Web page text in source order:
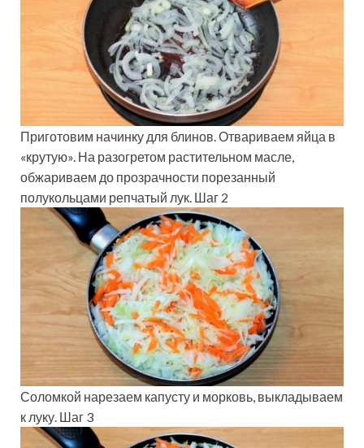
Приготовим начинку для блинов. Отвариваем яйца в
«крутую». На разогретом растительном масле,
обжариваем до прозрачности порезанный
полукольцами репчатый лук. Шаг 2
Соломкой нарезаем капусту и морковь, выкладываем
к луку. Шаг 3